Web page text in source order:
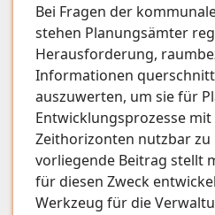
Bei Fragen der
stehen Planungsämter
Herausforderung,
Informationen
auszuwerten, um sie für
Entwicklungsprozesse
Zeithorizonten nutzbar zu
vorliegende Beitrag stellt
für diesen Zweck
Werkzeug für die